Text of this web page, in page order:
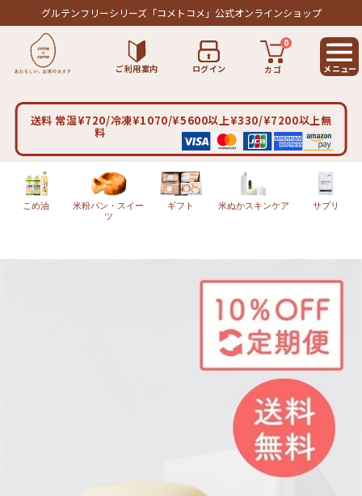
グルテンフリーシリーズ「コメトコメ」公式オンラインショップ
ご利用案内 ログイン カゴ
0
送料 常温¥720/冷凍¥1070/¥5600以上¥330/¥7200以上無
料
こめ油
米粉パン・スイー
ツ
ギフト 米ぬかスキンケア サプリ